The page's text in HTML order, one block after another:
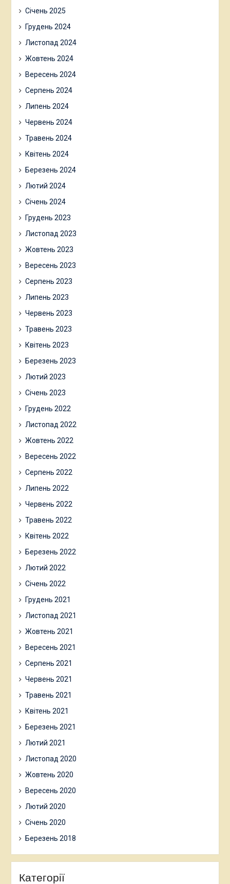
Січень 2025
Грудень 2024
Листопад 2024
Жовтень 2024
Вересень 2024
Серпень 2024
Липень 2024
Червень 2024
Травень 2024
Квітень 2024
Березень 2024
Лютий 2024
Січень 2024
Грудень 2023
Листопад 2023
Жовтень 2023
Вересень 2023
Серпень 2023
Липень 2023
Червень 2023
Травень 2023
Квітень 2023
Березень 2023
Лютий 2023
Січень 2023
Грудень 2022
Листопад 2022
Жовтень 2022
Вересень 2022
Серпень 2022
Липень 2022
Червень 2022
Травень 2022
Квітень 2022
Березень 2022
Лютий 2022
Січень 2022
Грудень 2021
Листопад 2021
Жовтень 2021
Вересень 2021
Серпень 2021
Червень 2021
Травень 2021
Квітень 2021
Березень 2021
Лютий 2021
Листопад 2020
Жовтень 2020
Вересень 2020
Лютий 2020
Січень 2020
Березень 2018
Категорії